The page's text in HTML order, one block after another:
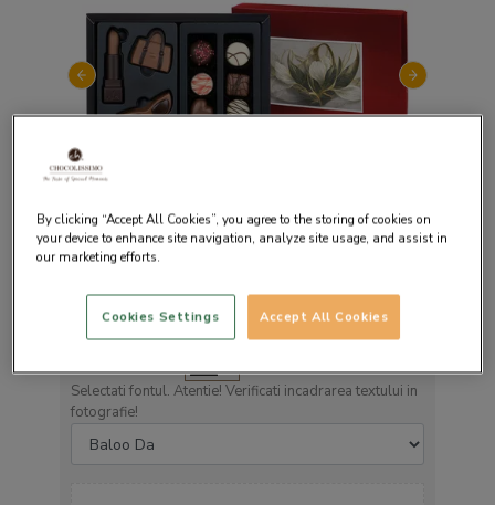
Selectati fontul. Atentie! Verificati incadrarea textului in
fotografie!
By clicking “Accept All Cookies”, you agree to the storing of cookies on
your device to enhance site navigation, analyze site usage, and assist in
our marketing efforts.
Accept All Cookies
Cookies Settings